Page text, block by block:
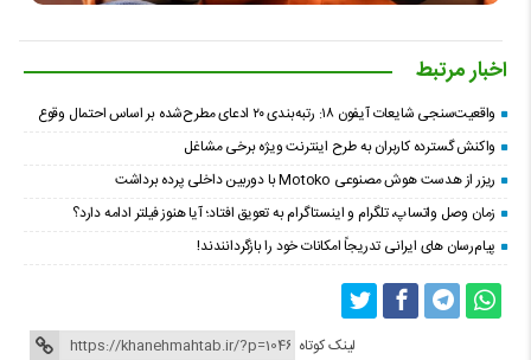
اخبار مرتبط
واقعیت‌سنجی شایعات آیفون ۱۸: رتبه‌بندی ۲۰ ادعای مطرح‌شده بر اساس احتمال وقوع
واکنش گسترده کاربران به طرح اینترنت ویژه برخی مشاغل
ریزر از هدست هوش مصنوعی Motoko با دوربین داخلی پرده برداشت
زمان وصل واتساپ، تلگرام و اینستاگرام به تعویق افتاد؛ آیا هنوز فیلتر ادامه دارد؟
پیام‌رسان‌ های ایرانی تدریجاً امکانات خود را بازگردانندند!
لینک کوتاه